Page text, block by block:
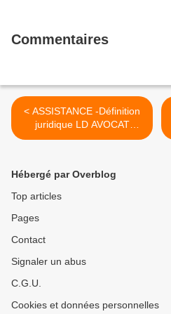
Commentaires
< ASSISTANCE -Définition
juridique LD AVOCAT
PERMIS
Hébergé par Overblog
Top articles
Pages
Contact
Signaler un abus
C.G.U.
Cookies et données personnelles